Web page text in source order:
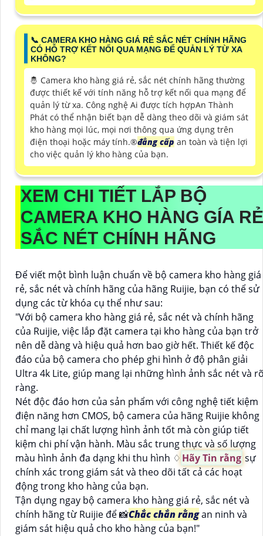
📞 CAMERA KHO HÀNG GIÁ RẺ SẮC NÉT CHÍNH HÃNG
CÓ HỖ TRỢ KẾT NỐI QUA MẠNG ĐỂ QUẢN LÝ TỪ XA
KHÔNG?
🤴 Camera kho hàng giá rẻ, sắc nét chính hãng thường
được thiết kế với tính năng hỗ trợ kết nối qua mạng để
quản lý từ xa. Công nghệ Ai được tích hợpAn Thành
Phát có thể nhận biết bạn dễ dàng theo dõi và giám sát
kho hàng mọi lúc, mọi nơi thông qua ứng dụng trên
điện thoại hoặc máy tính.®️đẳng cấp an toàn và tiện lợi
cho việc quản lý kho hàng của bạn.
XEM CHI TIẾT LẮP BỘ
CAMERA KHO HÀNG GÍA RẺ
SẮC NÉT CHÍNH HÃNG
Để viết một bình luận chuẩn về bộ camera kho hàng giá
rẻ, sắc nét và chính hãng của hãng Ruijie, bạn có thể sử
dụng các từ khóa cụ thể như sau:
"Với bộ camera kho hàng giá rẻ, sắc nét và chính hãng
của Ruijie, việc lắp đặt camera tại kho hàng của bạn trở
nên dễ dàng và hiệu quả hơn bao giờ hết. Thiết kế độc
đáo của bộ camera cho phép ghi hình ở độ phân giải
Ultra 4k Lite, giúp mang lại những hình ảnh sắc nét và
ràng.
Nét độc đáo hơn của sản phẩm với công nghệ tiết kiệm
điện năng hơn CMOS, bộ camera của hãng Ruijie không
chỉ mang lại chất lượng hình ảnh tốt mà còn giúp tiết
kiệm chi phí vận hành. Màu sắc trung thực và số lượng
màu hình ảnh đa dạng khi thu hình ♢ Hãy Tin rằng sự
chính xác trong giám sát và theo dõi tất cả các hoạt
động trong kho hàng của bạn.
Tận dụng ngay bộ camera kho hàng giá rẻ, sắc nét và
chính hãng từ Ruijie để 📸Chắc chắn rằngan ninh và
giám sát hiệu quả cho kho hàng của bạn!"